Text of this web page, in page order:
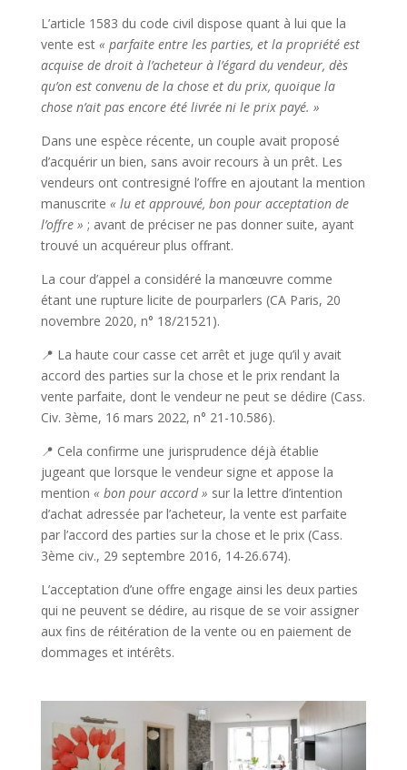
L’article 1583 du code civil dispose quant à lui que la
vente est « parfaite entre les parties, et la propriété est
acquise de droit à l’acheteur à l’égard du vendeur, dès
qu’on est convenu de la chose et du prix, quoique la
chose n’ait pas encore été livrée ni le prix payé. »
Dans une espèce récente, un couple avait proposé
d’acquérir un bien, sans avoir recours à un prêt. Les
vendeurs ont contresigné l’offre en ajoutant la mention
manuscrite « lu et approuvé, bon pour acceptation de
l’offre » ; avant de préciser ne pas donner suite, ayant
trouvé un acquéreur plus offrant.
La cour d’appel a considéré la manœuvre comme
étant une rupture licite de pourparlers (CA Paris, 20
novembre 2020, n° 18/21521).
📍 La haute cour casse cet arrêt et juge qu’il y avait
accord des parties sur la chose et le prix rendant la
vente parfaite, dont le vendeur ne peut se dédire (Cass.
Civ. 3ème, 16 mars 2022, n° 21-10.586).
📍 Cela confirme une jurisprudence déjà établie
jugeant que lorsque le vendeur signe et appose la
mention « bon pour accord » sur la lettre d’intention
d’achat adressée par l’acheteur, la vente est parfaite
par l’accord des parties sur la chose et le prix (Cass.
3ème civ., 29 septembre 2016, 14-26.674).
L’acceptation d’une offre engage ainsi les deux parties
qui ne peuvent se dédire, au risque de se voir assigner
aux fins de réitération de la vente ou en paiement de
dommages et intérêts.